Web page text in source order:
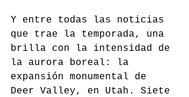
Y entre todas las noticias
que trae la temporada, una
brilla con la intensidad de
la aurora boreal: la
expansión monumental de
Deer Valley, en Utah. Siete